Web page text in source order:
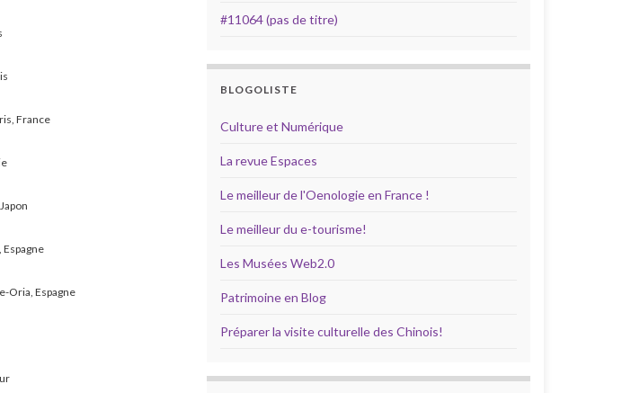
France
Oria, Espagne
#11064 (pas de titre)
BLOGOLISTE
Culture et Numérique
La revue Espaces
Le meilleur de l'Oenologie en France !
Le meilleur du e-tourisme!
Les Musées Web2.0
Patrimoine en Blog
Préparer la visite culturelle des Chinois!